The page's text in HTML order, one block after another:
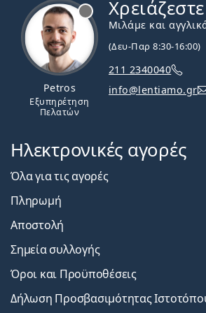
Petros
Εξυπηρέτηση
Πελατών
Μιλάμε και
(Δευ-Παρ 8:30-16:00)
211 2340040
info@lentiamo.gr
Ηλεκτρονικές αγορές
Όλα για τις αγορές
Πληρωμή
Αποστολή
Σημεία συλλογής
Όροι και Προϋποθέσεις
Δήλωση Προσβασιμότητας